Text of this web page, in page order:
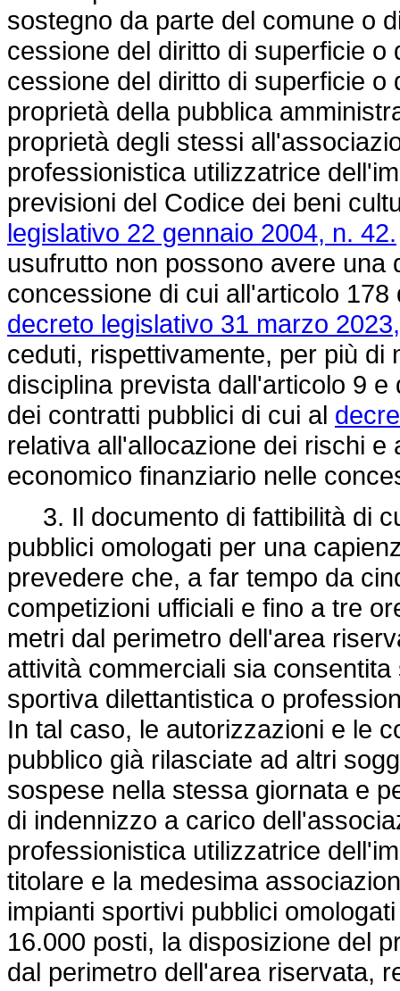
sostegno da parte del comune o
cessione del diritto di superficie
cessione del diritto di superficie o
proprietà della pubblica
proprietà degli stessi
professionistica utilizzatrice
previsioni del Codice dei beni
legislativo 22 gennaio 2004, n. 42.
usufrutto non possono avere una
concessione di cui all'articolo
decreto legislativo 31 marzo
ceduti, rispettivamente, per più di
disciplina prevista dall'articolo 9
dei contratti pubblici di cui al
relativa all'allocazione dei rischi
economico finanziario nelle
3. Il documento di fattibilità di
pubblici omologati per una
prevedere che, a far tempo da
competizioni ufficiali e fino a tre
metri dal perimetro dell'area
attività commerciali sia
sportiva dilettantistica o
In tal caso, le autorizzazioni e le
pubblico già rilasciate ad altri
sospese nella stessa giornata e
di indennizzo a carico
professionistica utilizzatrice
titolare e la medesima
impianti sportivi pubblici
16.000 posti, la disposizione del
dal perimetro dell'area riservata,